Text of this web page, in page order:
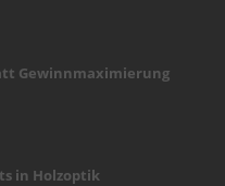
Gewinnmaximierung
in Holzoptik